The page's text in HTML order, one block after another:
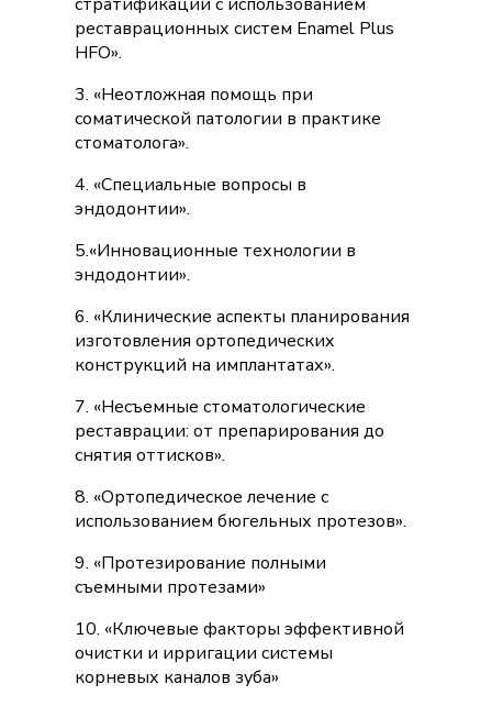
реставрационных систем Enamel Plus
HFO».
3. «Неотложная помощь при
соматической патологии в практике
стоматолога».
4. «Специальные вопросы в
эндодонтии».
5.«Инновационные технологии в
эндодонтии».
6. «Клинические аспекты планирования
изготовления ортопедических
конструкций на имплантатах».
7. «Несъемные стоматологические
реставрации: от препарирования до
снятия оттисков».
8. «Ортопедическое лечение с
использованием бюгельных протезов».
9. «Протезирование полными
съемными протезами»
10. «Ключевые факторы эффективной
очистки и ирригации системы
корневых каналов зуба»